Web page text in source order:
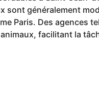
sont généralement
Paris. Des agences
facilitant la